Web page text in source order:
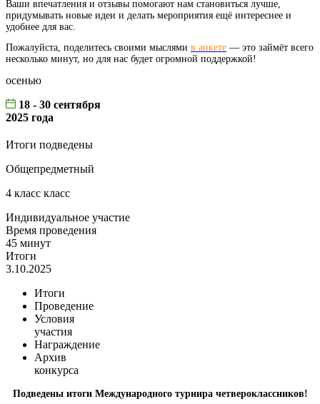
Ваши впечатления и отзывы помогают нам становиться лучше,
придумывать новые идеи и делать мероприятия ещё интереснее и
удобнее для вас.
Пожалуйста, поделитесь своими мыслями в анкете — это займёт всего
несколько минут, но для нас будет огромной поддержкой!
осенью
18 - 30 сентября
2025 года
Итоги подведены
Общепредметный
4 класс класс
Индивидуальное участие
Время проведения
45 минут
Итоги
3.10.2025
Итоги
Проведение
Условия
участия
Награждение
Архив
конкурса
Подведены итоги Международного турнира четвероклассников!